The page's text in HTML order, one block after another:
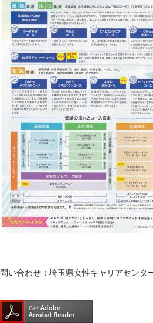
問い合わせ：埼玉県女性キャリアセンタ